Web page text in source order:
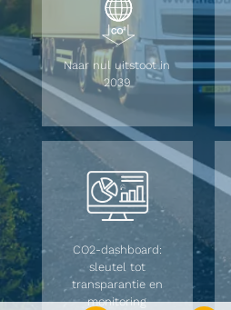
Naar nul uitstoot in
2039
CO2-dashboard:
sleutel tot
transparantie en
monitoring